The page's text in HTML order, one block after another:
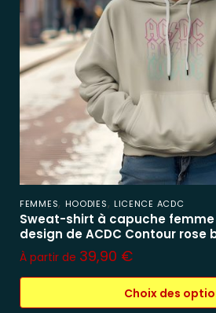
FEMMES, HOODIES, LICENCE ACDC
Sweat-shirt à capuche femme
design de ACDC Contour rose
À partir de 39,90 €
Choix des